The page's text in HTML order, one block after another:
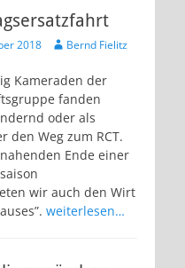
2018 AutorBernd Fielitz
Kameraden der
fanden
oder als
den Weg zum RCT.
Ende einer
wir auch den Wirt
weiterlesen…